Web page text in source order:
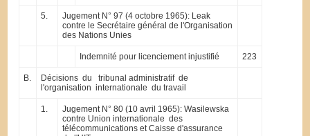
5.
Jugement N° 97 (4 octobre 1965): Leak
contre le Secrétaire général de l'Organisation
des Nations Unies
Indemnité pour licenciement injustifié 223
B.
Décisions du tribunal administratif de
l'organisation internationale du travail
1.
Jugement N° 80 (10 avril 1965): Wasilewska
contre Union internationale des
télécommunications et Caisse d'assurance